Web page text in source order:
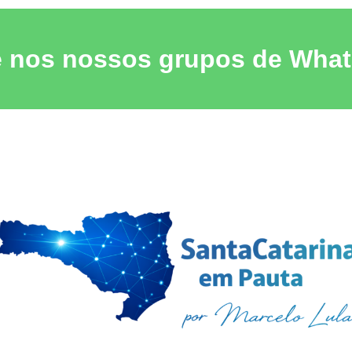
nos nossos grupos de